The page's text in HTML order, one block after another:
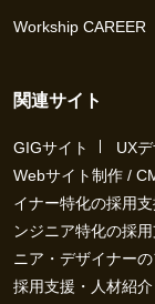
Workship CAREER
関連サイト
GIGサイト
UX
Webサイト制作 /
イナー特化の採用
ンジニア特化の採
ニア・デザイナー
採用支援・人材紹